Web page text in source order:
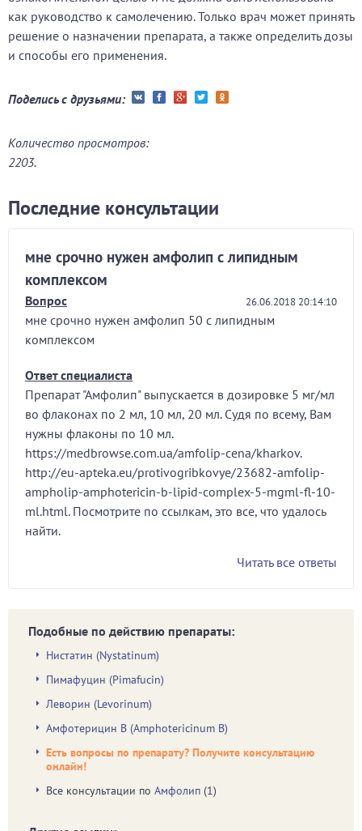
как руководство к самолечению. Только врач может принять
решение о назначении препарата, а также определить дозы
и способы его применения.
Поделись с друзьями:
Количество просмотров:
2203.
Последние консультации
мне срочно нужен амфолип с липидным
комплексом
Вопрос 26.06.2018 20:14:10
мне срочно нужен амфолип 50 с липидным
комплексом
Ответ специалиста
Препарат "Амфолип" выпускается в дозировке 5 мг/мл
во флаконах по 2 мл, 10 мл, 20 мл. Судя по всему, Вам
нужны флаконы по 10 мл.
https://medbrowse.com.ua/amfolip-cena/kharkov.
http://eu-apteka.eu/protivogribkovye/23682-amfolip-
ampholip-amphotericin-b-lipid-complex-5-mgml-fl-10-
ml.html. Посмотрите по ссылкам, это все, что удалось
найти.
Читать все ответы
Подобные по действию препараты:
Нистатин (Nystatinum)
Пимафуцин (Pimafucin)
Леворин (Levorinum)
Амфотерицин В (Amphotericinum В)
Есть вопросы по препарату? Получите консультацию
онлайн!
Все консультации по Амфолип (1)